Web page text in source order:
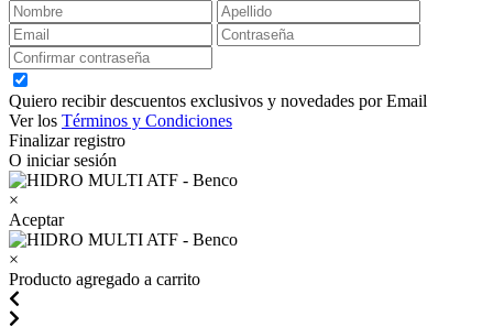
Quiero recibir descuentos exclusivos y novedades por Email
Ver los Términos y Condiciones
Finalizar registro
O iniciar sesión
×
Aceptar
×
Producto agregado a carrito